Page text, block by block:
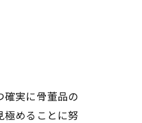
確実に骨董品の
極めることに努